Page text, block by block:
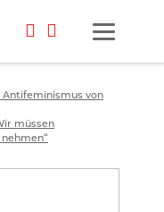
Antifeminismus von
müssen